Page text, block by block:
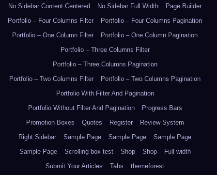
No Sidebar Content Centered
No Sidebar Full Width
Page Builder
Portfolio – Four Columns Filter
Portfolio – Four Columns Pagination
Portfolio – One Column Filter
Portfolio – One Column Pagination
Portfolio – Three Columns Filter
Portfolio – Three Columns Pagination
Portfolio – Two Columns Filter
Portfolio – Two Columns Pagination
Portfolio With Filter And Pagination
Portfolio Without Filter And Pagination
Progress Bars
Promotion Boxes
Quotes Register
Review System
Right Sidebar
Sample Page Sample Page
Sample Page
Sample Page
Scrolling box test Shop
Shop – Full width
Submit Your Articles
Tabs themeforest